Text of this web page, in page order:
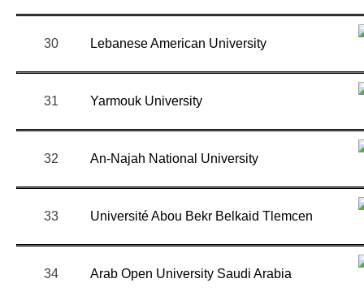
30 Lebanese American University
31 Yarmouk University
32 An-Najah National University
33 Université Abou Bekr Belkaid Tlemcen
34 Arab Open University Saudi Arabia